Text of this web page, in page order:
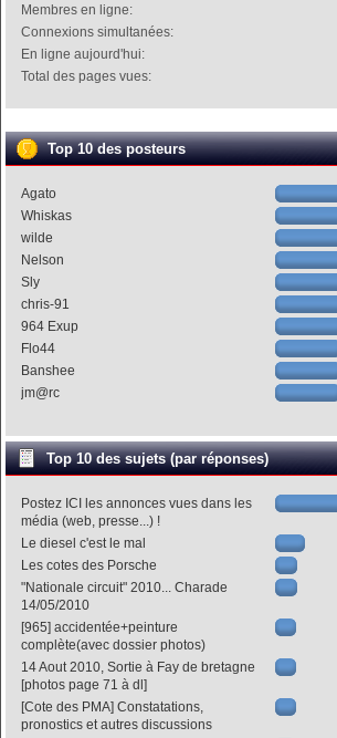
Membres en ligne:
Connexions simultanées:
En ligne aujourd'hui:
Total des pages vues:
Top 10 des posteurs
Agato
Whiskas
wilde
Nelson
Sly
chris-91
964 Exup
Flo44
Banshee
jm@rc
Top 10 des sujets (par réponses)
Postez ICI les annonces vues dans les
média (web, presse...) !
Le diesel c'est le mal
Les cotes des Porsche
"Nationale circuit" 2010... Charade
14/05/2010
[965] accidentée+peinture
complète(avec dossier photos)
14 Aout 2010, Sortie à Fay de bretagne
[photos page 71 à dl]
[Cote des PMA] Constatations,
pronostics et autres discussions